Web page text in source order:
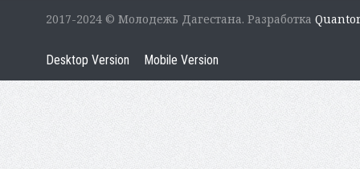
2017-2024 © Молодежь Дагестана. Разработка
Desktop Version Mobile Version